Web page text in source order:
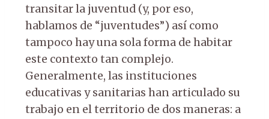
transitar la juventud (y, por eso,
hablamos de “juventudes”) así como
tampoco hay una sola forma de habitar
este contexto tan complejo.
Generalmente, las instituciones
educativas y sanitarias han articulado su
trabajo en el territorio de dos maneras: a